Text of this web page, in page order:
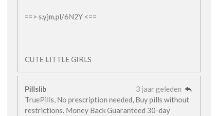
==> s.yjm.pl/6N2Y <==
CUTE LITTLE GIRLS
Pillslib
3 jaar geleden
TruePills, No prescription needed, Buy pills without
restrictions. Money Back Guaranteed 30-day